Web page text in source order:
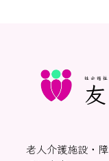
社会福祉
老人介護施設・